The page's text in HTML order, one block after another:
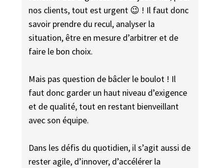
nos clients, tout est urgent 😉 ! Il faut donc
savoir prendre du recul, analyser la
situation, être en mesure d’arbitrer et de
faire le bon choix.
Mais pas question de bâcler le boulot ! Il
faut donc garder un haut niveau d’exigence
et de qualité, tout en restant bienveillant
avec son équipe.
Dans les défis du quotidien, il s’agit aussi de
rester agile, d’innover, d’accélérer la